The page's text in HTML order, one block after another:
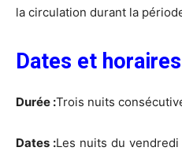
la circulation durant la
Dates et
Durée :Trois nuits
Dates :Les nuits du